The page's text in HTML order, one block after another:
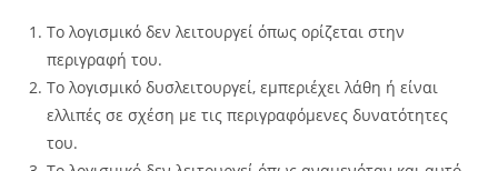
Το λογισμικό δεν λειτουργεί όπως ορίζεται στην
περιγραφή του.
Το λογισμικό δυσλειτουργεί, εμπεριέχει λάθη ή είναι
ελλιπές σε σχέση με τις περιγραφόμενες δυνατότητες
του.